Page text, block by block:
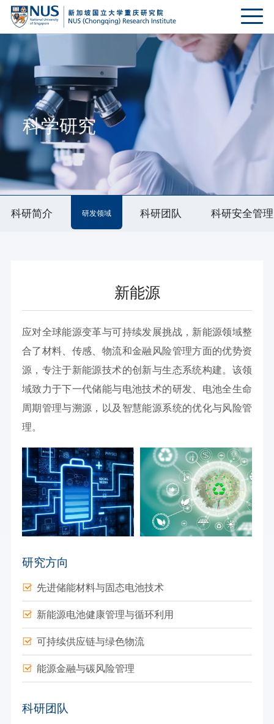
科学研究
科研简介 研发领域 科研团队 科研安全管理
新能源
应对全球能源变革与可持续发展挑战，新能源领域整
合了材料、传感、物流和金融风险管理方面的优势资
源，专注于新能源技术的创新与生态系统构建。该领
域致力于下一代储能与电池技术的研发、电池全生命
周期管理与溯源，以及智慧能源系统的优化与风险管
理。
研究方向
先进储能材料与固态电池技术
新能源电池健康管理与循环利用
可持续供应链与绿色物流
能源金融与碳风险管理
科研团队